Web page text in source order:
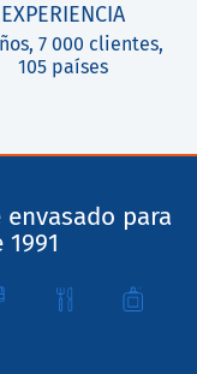
EXPERIENCIA
7 000 clientes,
105 países
para